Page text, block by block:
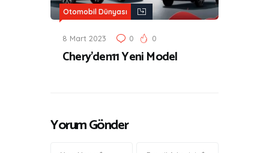
Otomobil Dünyası
8 Mart 2023 0 0
Chery’den11 Yeni Model
Yorum Gönder